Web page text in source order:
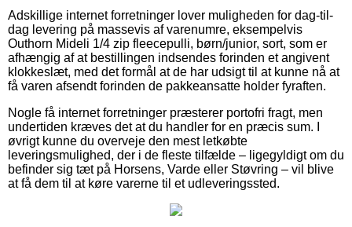
Adskillige internet forretninger lover muligheden for dag-til-
dag levering på massevis af varenumre, eksempelvis
Outhorn Mideli 1/4 zip fleecepulli, børn/junior, sort, som er
afhængig af at bestillingen indsendes forinden et angivent
klokkeslæt, med det formål at de har udsigt til at kunne nå at
få varen afsendt forinden de pakkeansatte holder fyraften.
Nogle få internet forretninger præsterer portofri fragt, men
undertiden kræves det at du handler for en præcis sum. I
øvrigt kunne du overveje den mest letkøbte
leveringsmulighed, der i de fleste tilfælde – ligegyldigt om du
befinder sig tæt på Horsens, Varde eller Støvring – vil blive
at få dem til at køre varerne til et udleveringssted.